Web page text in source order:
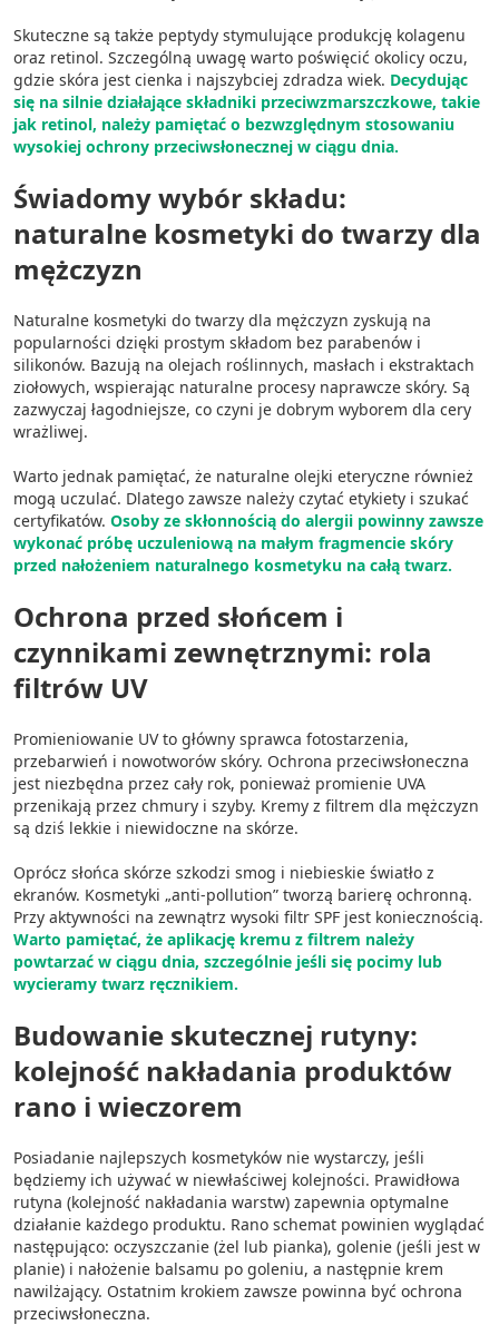
Skuteczne są także peptydy stymulujące produkcję kolagenu
oraz retinol. Szczególną uwagę warto poświęcić okolicy oczu,
gdzie skóra jest cienka i najszybciej zdradza wiek. Decydując
się na silnie działające składniki przeciwzmarszczkowe, takie
jak retinol, należy pamiętać o bezwzględnym stosowaniu
wysokiej ochrony przeciwsłonecznej w ciągu dnia.
Świadomy wybór składu:
naturalne kosmetyki do twarzy dla
mężczyzn
Naturalne kosmetyki do twarzy dla mężczyzn zyskują na
popularności dzięki prostym składom bez parabenów i
silikonów. Bazują na olejach roślinnych, masłach i ekstraktach
ziołowych, wspierając naturalne procesy naprawcze skóry. Są
zazwyczaj łagodniejsze, co czyni je dobrym wyborem dla cery
wrażliwej.
Warto jednak pamiętać, że naturalne olejki eteryczne również
mogą uczulać. Dlatego zawsze należy czytać etykiety i szukać
certyfikatów. Osoby ze skłonnością do alergii powinny zawsze
wykonać próbę uczuleniową na małym fragmencie skóry
przed nałożeniem naturalnego kosmetyku na całą twarz.
Ochrona przed słońcem i
czynnikami zewnętrznymi: rola
filtrów UV
Promieniowanie UV to główny sprawca fotostarzenia,
przebarwień i nowotworów skóry. Ochrona przeciwsłoneczna
jest niezbędna przez cały rok, ponieważ promienie UVA
przenikają przez chmury i szyby. Kremy z filtrem dla mężczyzn
są dziś lekkie i niewidoczne na skórze.
Oprócz słońca skórze szkodzi smog i niebieskie światło z
ekranów. Kosmetyki „anti-pollution” tworzą barierę ochronną.
Przy aktywności na zewnątrz wysoki filtr SPF jest koniecznością.
Warto pamiętać, że aplikację kremu z filtrem należy
powtarzać w ciągu dnia, szczególnie jeśli się pocimy lub
wycieramy twarz ręcznikiem.
Budowanie skutecznej rutyny:
kolejność nakładania produktów
rano i wieczorem
Posiadanie najlepszych kosmetyków nie wystarczy, jeśli
będziemy ich używać w niewłaściwej kolejności. Prawidłowa
rutyna (kolejność nakładania warstw) zapewnia optymalne
działanie każdego produktu. Rano schemat powinien wyglądać
następująco: oczyszczanie (żel lub pianka), golenie (jeśli jest w
planie) i nałożenie balsamu po goleniu, a następnie krem
nawilżający. Ostatnim krokiem zawsze powinna być ochrona
przeciwsłoneczna.